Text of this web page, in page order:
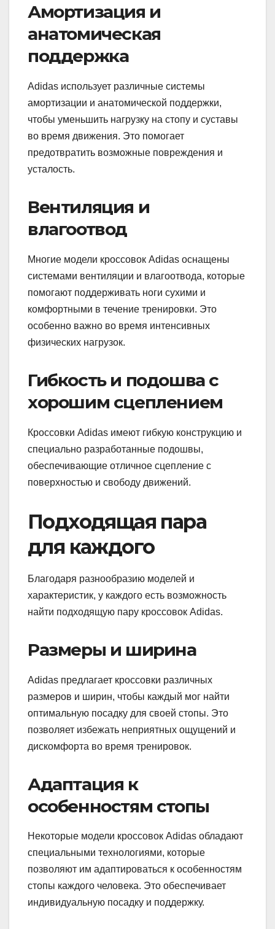
Амортизация и
анатомическая
поддержка
Adidas использует различные системы
амортизации и анатомической поддержки,
чтобы уменьшить нагрузку на стопу и суставы
во время движения. Это помогает
предотвратить возможные повреждения и
усталость.
Вентиляция и
влагоотвод
Многие модели кроссовок Adidas оснащены
системами вентиляции и влагоотвода, которые
помогают поддерживать ноги сухими и
комфортными в течение тренировки. Это
особенно важно во время интенсивных
физических нагрузок.
Гибкость и подошва с
хорошим сцеплением
Кроссовки Adidas имеют гибкую конструкцию и
специально разработанные подошвы,
обеспечивающие отличное сцепление с
поверхностью и свободу движений.
Подходящая пара
для каждого
Благодаря разнообразию моделей и
характеристик, у каждого есть возможность
найти подходящую пару кроссовок Adidas.
Размеры и ширина
Adidas предлагает кроссовки различных
размеров и ширин, чтобы каждый мог найти
оптимальную посадку для своей стопы. Это
позволяет избежать неприятных ощущений и
дискомфорта во время тренировок.
Адаптация к
особенностям стопы
Некоторые модели кроссовок Adidas обладают
специальными технологиями, которые
позволяют им адаптироваться к особенностям
стопы каждого человека. Это обеспечивает
индивидуальную посадку и поддержку.